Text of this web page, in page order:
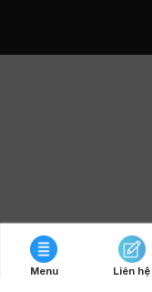
Menu Liên hệ